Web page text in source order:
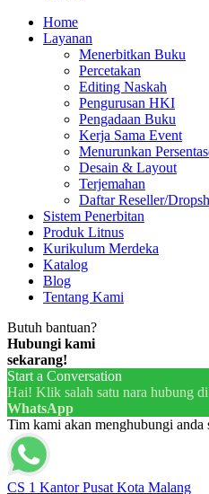
Home
Layanan
Menerbitkan Buku
Percetakan
Editing Naskah
Pengurusan HKI
Pengadaan Buku
Kerja Sama Event
Menurunkan
Desain & Layout
Terjemahan
Daftar Reseller/
Sistem Penerbitan
Produk Litnus
Kurikulum Merdeka
Katalog
Blog
Tentang Kami
Butuh bantuan?
Hubungi kami
sekarang!
Start a Conversation
Hai! Klik salah satu nara hubung
WhatsApp
Tim kami akan menghubungi anda
CS 1 Kantor Pusat Kota Malang